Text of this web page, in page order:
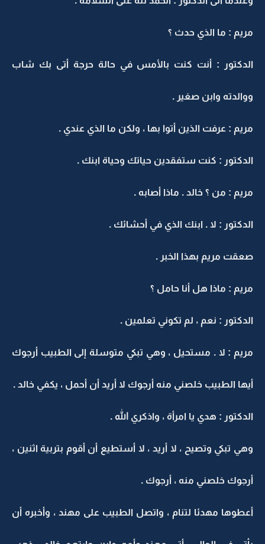
مريم : ما الذي حدث ؟
الدكتور : أنت كنت بالأمس في حالة حرجة أتى بك شاب
ووالدته وابن صغير .
مريم : عرفت الذين أتوا بها ، ولكن ما الذي عندي .
الدكتور : كنت ستفقدين حياتك وحياة ابنك .
مريم : من ؟ خالد . ماذا أصابه .
الدكتور : لا . ابنك الذي في أحشائك .
صعقت مريم بهذا الخبر .
مريم : ماذا هل أنا حامل ؟
الدكتور : نعم ، لم تكوني تعلمين .
مريم : لا . مستحيل ، وهي تبكي متوسلة إلى الطبيب أرجوك
أيها الطبيب خلصني منه أرجوك لا أريد أن أحمل ، يكفي خالد .
الدكتور : هدي يا امرأة ، واذكري الله .
وهي تبكي وتصيح ، لا أريد ، لا أستطيع أن أقوم بتربية اثنين ،
أرجوك خلصني منه ، أرجوك .
أعطوها مهدئا لتنام ، واتصل الطبيب على مهند ، وأخبره أن